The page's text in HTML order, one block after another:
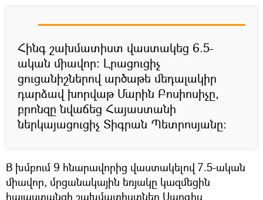
Հինգ շախմատիստ վաստակեց 6.5-
ական միավոր: Լրացուցիչ
ցուցանիշներով արծաթե մեդալակիր
դարձավ խորվաթ Մարին Բոսիոսիչը,
բրոնզը նվաճեց Հայաստանի
ներկայացուցիչ Տիգրան Պետրոսյանը:
B խմբում 9 հնարավորից վաստակելով 7.5-ական
միավոր, մրցանակային եռյակը կազմեցին
հայաստանցի շախմատիստներ Սարգիս